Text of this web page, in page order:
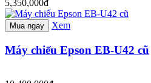
5,350,000đ
Mua ngay Xem
Máy chiếu Epson EB-U42 cũ